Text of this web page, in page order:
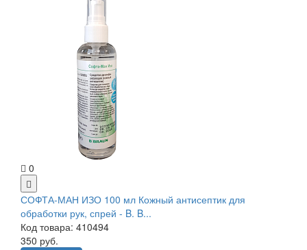
0
СОФТА-МАН ИЗО 100 мл Кожный антисептик для
обработки рук, спрей - B. B...
Код товара: 410494
350 руб.